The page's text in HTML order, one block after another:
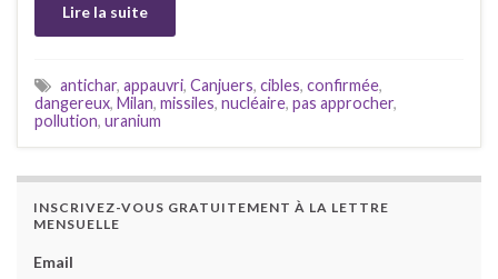
Lire la suite
antichar, appauvri, Canjuers, cibles, confirmée,
dangereux, Milan, missiles, nucléaire, pas approcher,
pollution, uranium
INSCRIVEZ-VOUS GRATUITEMENT À LA LETTRE
MENSUELLE
Email